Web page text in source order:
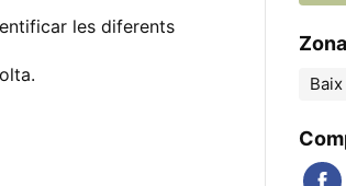
les diferents
Zona